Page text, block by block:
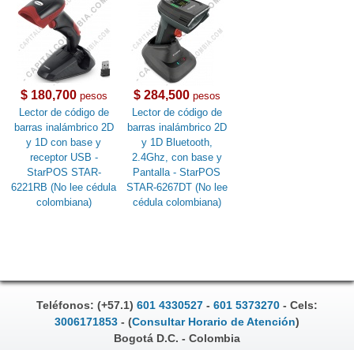
$ 180,700pesos
Lector de código de
barras inalámbrico 2D
y 1D con base y
receptor USB -
StarPOS STAR-
6221RB (No lee cédula
colombiana)
$ 284,500pesos
Lector de código de
barras inalámbrico 2D
y 1D Bluetooth,
2.4Ghz, con base y
Pantalla - StarPOS
STAR-6267DT (No lee
cédula colombiana)
Teléfonos: (+57.1) 601 4330527 - 601 5373270 - Cels:
3006171853 - (Consultar Horario de Atención)
Bogotá D.C. - Colombia